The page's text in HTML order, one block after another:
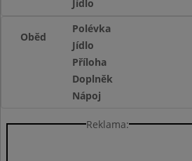
Jídlo
Oběd
Polévka
Jídlo
Příloha
Doplněk
Nápoj
Reklama: